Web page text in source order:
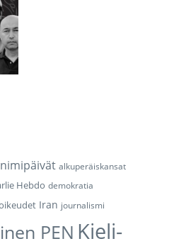
alkuperäiskansat
Hebdo demokratia
Iran journalismi
PEN Kieli-